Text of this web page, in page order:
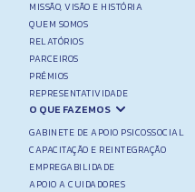
MISSÃO, VISÃO E HISTÓRIA
QUEM SOMOS
RELATÓRIOS
PARCEIROS
PRÉMIOS
REPRESENTATIVIDADE
O QUE FAZEMOS
GABINETE DE APOIO PSICOSSOCIAL
CAPACITAÇÃO E REINTEGRAÇÃO
EMPREGABILIDADE
APOIO A CUIDADORES